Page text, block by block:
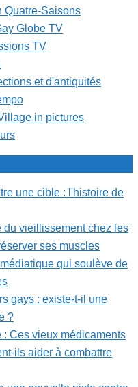
Quatre-Saisons
Globe TV
TV
et d'antiquités
in pictures
une cible : l'histoire de
vieillissement chez les
ses muscles
qui soulève de
gays : existe-t-il une
?
: Ces vieux médicaments
ils aider à combattre